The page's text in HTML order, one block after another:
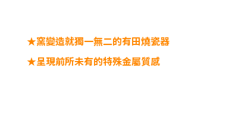
★窯變造就獨一無二的有田燒瓷器
★呈現前所未有的特殊金屬質感